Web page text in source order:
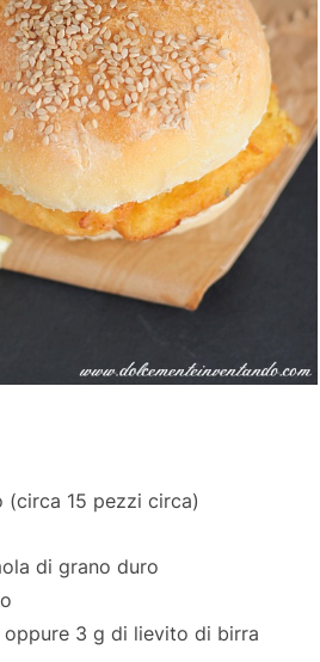
(circa 15 pezzi circa)
di grano duro
oppure 3 g di lievito di birra